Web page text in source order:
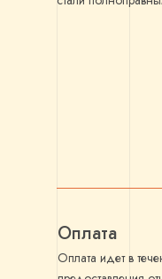
Оплата
Оплата идет в